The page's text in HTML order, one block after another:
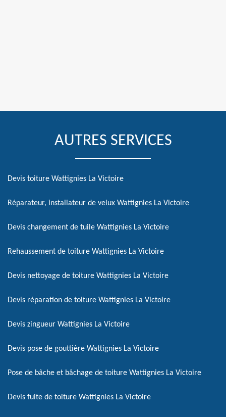
AUTRES SERVICES
Devis toiture Wattignies La Victoire
Réparateur, installateur de velux Wattignies La Victoire
Devis changement de tuile Wattignies La Victoire
Rehaussement de toiture Wattignies La Victoire
Devis nettoyage de toiture Wattignies La Victoire
Devis réparation de toiture Wattignies La Victoire
Devis zingueur Wattignies La Victoire
Devis pose de gouttière Wattignies La Victoire
Pose de bâche et bâchage de toiture Wattignies La Victoire
Devis fuite de toiture Wattignies La Victoire